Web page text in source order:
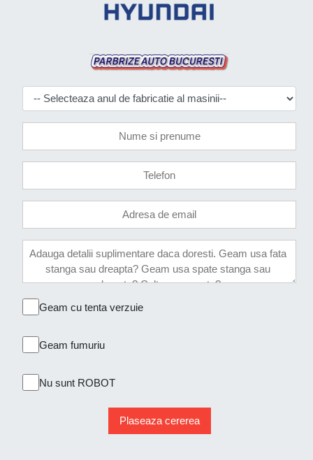
Geam cu tenta verzuie
Geam fumuriu
Nu sunt ROBOT
Plaseaza cererea